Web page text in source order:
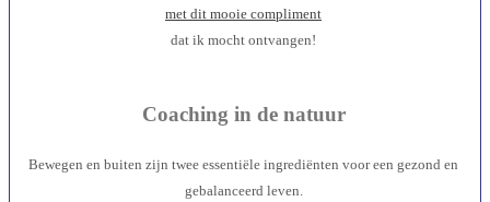
met dit mooie compliment
dat ik mocht ontvangen!
Coaching in de natuur
Bewegen en buiten zijn twee essentiële ingrediënten voor een gezond en
gebalanceerd leven.